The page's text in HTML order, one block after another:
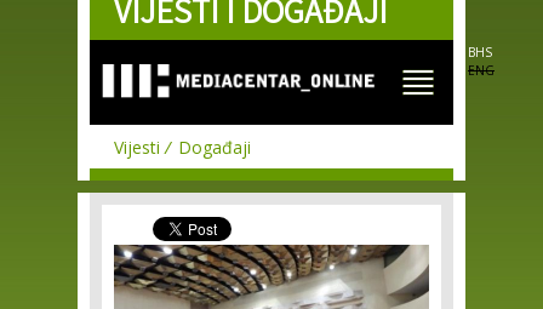
Skip to
main
VIJESTI I DOGAĐAJI
BHS
ENG
Vijesti Događaji